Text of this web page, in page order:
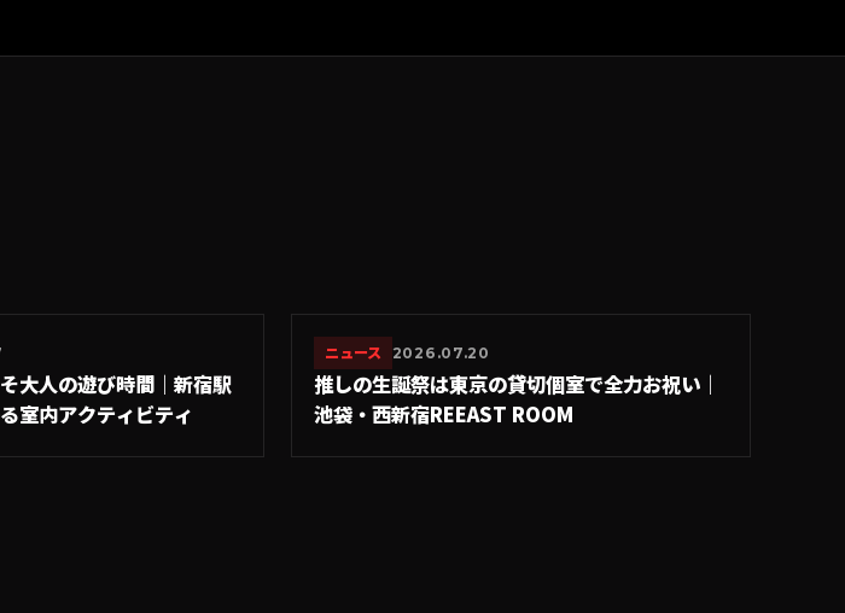
大人の遊び時間｜新宿駅
室内アクティビティ
ニュース 2026.07.20
推しの生誕祭は東京の貸切個室で全力お祝い｜
池袋・西新宿REEAST ROOM